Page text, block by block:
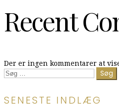
Recent
Der er ingen kommentarer at
Søg
efter:
SENESTE INDLÆG